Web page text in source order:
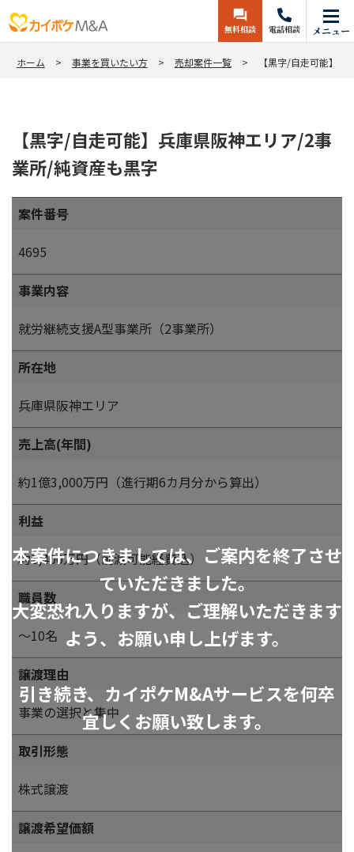
無料相談 電話相談 メニュー
ホーム 事業を買いたい方 売却案件一覧 【黒字/自走可能】
【黒字/自走可能】兵庫県阪神エリア/2事
業所/純資産も黒字
本案件につきましては、ご案内を終了させ
ていただきました。
大変恐れ入りますが、ご理解いただきます
よう、お願い申し上げます。
引き続き、カイポケM&Aサービスを何卒
宜しくお願い致します。
案件番号
4695
事業内容
就労継続支援A型事業所（2事業所）
所在地
兵庫県阪神エリア
売上高(年間)
約1億3,000万円（進行期6カ月分から算出）
利益
約1,400万円（削減可能経費込）
職員数
～10名
譲渡理由
事業の選択と集中
取引形態
株式譲渡
譲渡希望価額